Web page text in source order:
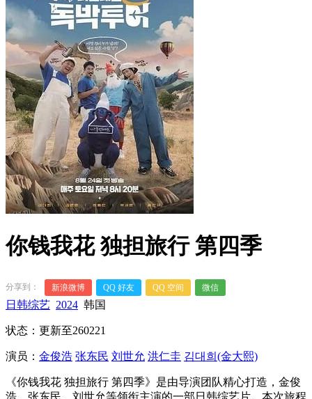
你钱我花 独担旅行 第四季
分享到： 新浪微博 QQ 好友 QQ 空间 微信
日韩综艺 2024 韩国
状态：更新至260221
演员： 金俊浩 张东民 刘世允 洪仁圭 김대희(金大熙)
《你钱我花 独担旅行 第四季》是由导演团队精心打造，金俊
浩、张东民、刘世允等领衔主演的一部日韩综艺片。本次旅程